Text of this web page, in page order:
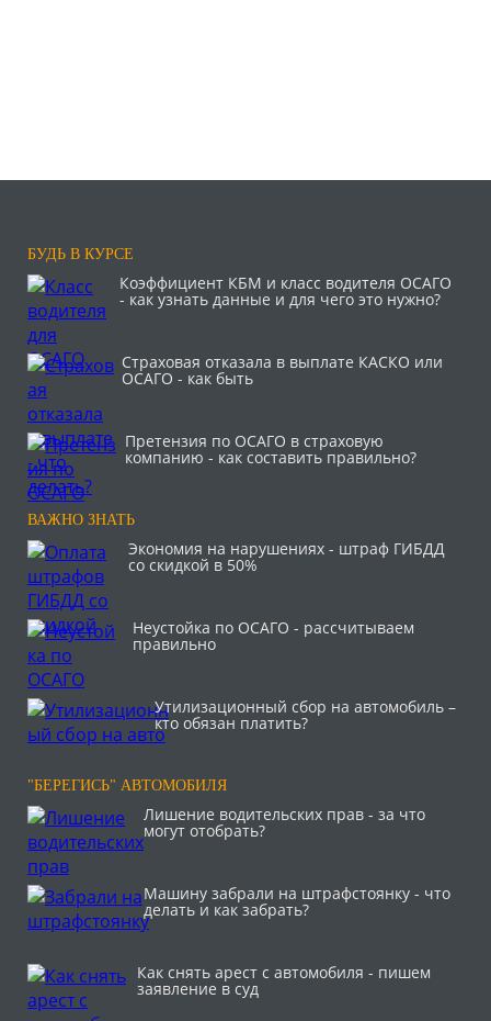
БУДЬ В КУРСЕ
Коэффициент КБМ и класс водителя ОСАГО
- как узнать данные и для чего это нужно?
Страховая отказала в выплате КАСКО или
ОСАГО - как быть
Претензия по ОСАГО в страховую
компанию - как составить правильно?
ВАЖНО ЗНАТЬ
Экономия на нарушениях - штраф ГИБДД
со скидкой в 50%
Неустойка по ОСАГО - рассчитываем
правильно
Утилизационный сбор на автомобиль –
кто обязан платить?
"БЕРЕГИСЬ" АВТОМОБИЛЯ
Лишение водительских прав - за что
могут отобрать?
Машину забрали на штрафстоянку - что
делать и как забрать?
Как снять арест с автомобиля - пишем
заявление в суд